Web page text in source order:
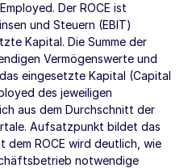
Der ROCE ist
und Steuern (EBIT)
Kapital. Die Summe der
Vermögenswerte und
eingesetzte Kapital (Capital
des jeweiligen
aus dem Durchschnitt der
Aufsatzpunkt bildet das
dem ROCE wird deutlich, wie
notwendige